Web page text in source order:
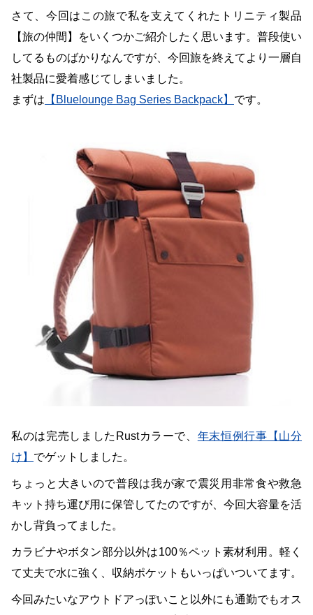
さて、今回はこの旅で私を支えてくれたトリニティ製品
【旅の仲間】をいくつかご紹介したく思います。普段使い
してるものばかりなんですが、今回旅を終えてより一層自
社製品に愛着感じてしまいました。
まずは 【Bluelounge Bag Series Backpack】 です。
私のは完売しましたRustカラーで、 年末恒例行事【山分
け】 でゲットしました。
ちょっと大きいので普段は我が家で震災用非常食や救急
キット持ち運び用に保管してたのですが、今回大容量を活
かし背負ってました。
カラビナやボタン部分以外は100％ペット素材利用。軽く
て丈夫で水に強く、収納ポケットもいっぱいついてます。
今回みたいなアウトドアっぽいこと以外にも通勤でもオス